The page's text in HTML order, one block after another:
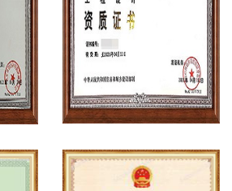
工程设计资质案例